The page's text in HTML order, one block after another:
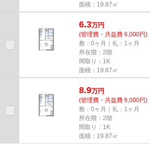
面積：19.87㎡
6.3万円
(管理費・共益費 6,000円)
敷：0ヶ月｜礼：1ヶ月
所在階：2階
間取り：1K
面積：19.87㎡
8.9万円
(管理費・共益費 6,000円)
敷：0ヶ月｜礼：1ヶ月
所在階：2階
間取り：1K
面積：19.87㎡